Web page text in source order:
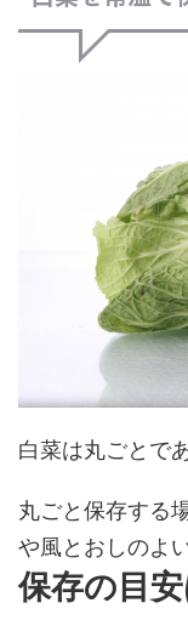
白菜は丸ごとで
丸ごと保存する
や風とおしのよ
保存の目